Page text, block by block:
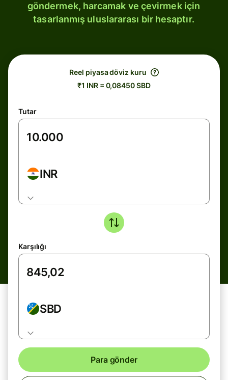
göndermek, harcamak ve çevirmek için
tasarlanmış uluslararası bir hesaptır.
Reel piyasa döviz kuru
₹1 INR = 0,08450 SBD
Tutar
INR
Karşılığı
SBD
Para gönder